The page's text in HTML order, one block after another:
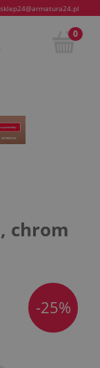
sklep24@armatura24.pl
chrom
-25%